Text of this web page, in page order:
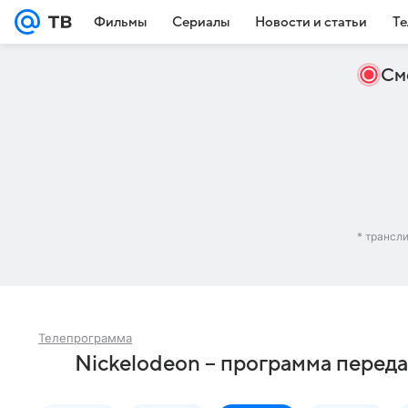
Фильмы Сериалы Новости и статьи
*
Телепрограмма
Nickelodeon – программа